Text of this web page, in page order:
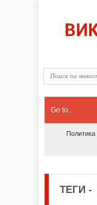
Go to...
Политика
ТЕГИ -